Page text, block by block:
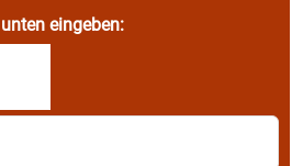
eingeben: